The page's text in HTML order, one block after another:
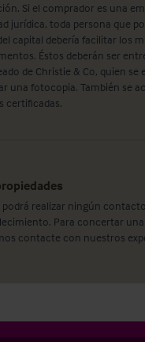
Si el comprador es una
jurídica, toda persona que
capital debería facilitar los
Éstos deberán ser
de Christie & Co, quien se
una fotocopia. También se
certificadas.
podrá realizar ningún
Para concertar una
contacte con nuestros